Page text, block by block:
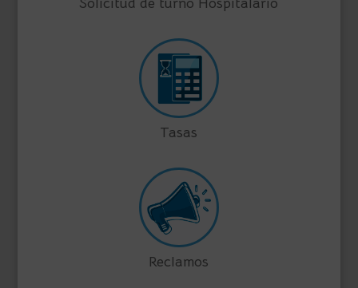
Tasas
Reclamos